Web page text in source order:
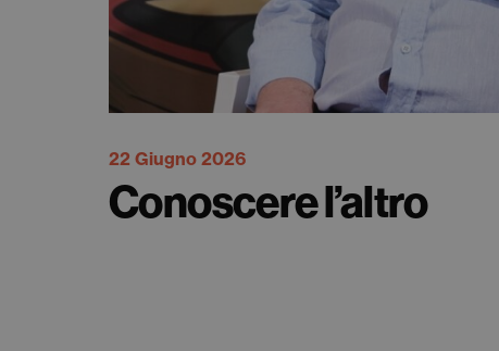
22 Giugno 2026
Conoscere l’altro